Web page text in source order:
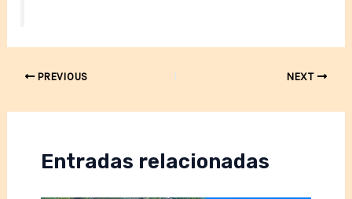
Post PREVIOUS NEXT
Entradas relacionadas